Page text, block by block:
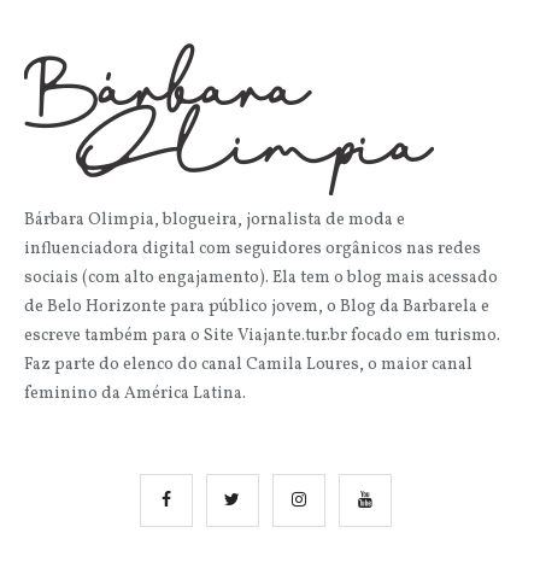
Bárbara Olimpia, blogueira, jornalista de moda e
influenciadora digital com seguidores orgânicos nas redes
sociais (com alto engajamento). Ela tem o blog mais acessado
de Belo Horizonte para público jovem, o Blog da Barbarela e
escreve também para o Site Viajante.tur.br focado em turismo.
Faz parte do elenco do canal Camila Loures, o maior canal
feminino da América Latina.